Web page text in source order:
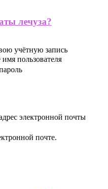
лечуза?
учётную запись
пользователя
электронной почты
почте.